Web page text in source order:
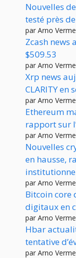
Nouvelles
testé près
par Arno
Zcash news
$509.53
par Arno
Xrp news
CLARITY en
par Arno
Ethereum
rapport sur
par Arno
Nouvelles
en hausse,
par Arno
Bitcoin core
digitaux en
par Arno
Hbar
tentative
par Arno